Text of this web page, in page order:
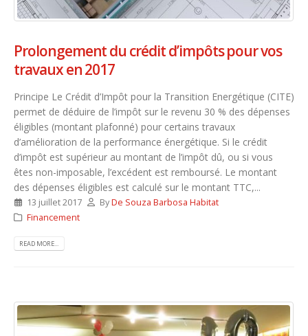
Prolongement du crédit d’impôts pour vos
travaux en 2017
Principe Le Crédit d’Impôt pour la Transition Energétique (CITE)
permet de déduire de l’impôt sur le revenu 30 % des dépenses
éligibles (montant plafonné) pour certains travaux
d’amélioration de la performance énergétique. Si le crédit
d’impôt est supérieur au montant de l’impôt dû, ou si vous
êtes non-imposable, l’excédent est remboursé. Le montant
des dépenses éligibles est calculé sur le montant TTC,...
13 juillet 2017 ByDe Souza Barbosa Habitat
Financement
READ MORE...